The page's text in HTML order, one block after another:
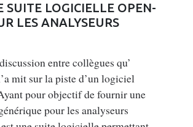
SUITE LOGICIELLE OPEN-
LES ANALYSEURS
entre collègues qu’
mit sur la piste d’un logiciel
pour objectif de fournir une
pour les analyseurs